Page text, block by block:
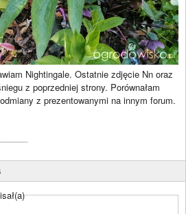
Nightingale. Ostatnie zdjęcie Nn oraz
z poprzedniej strony. Porównałam
z prezentowanymi na innym forum.